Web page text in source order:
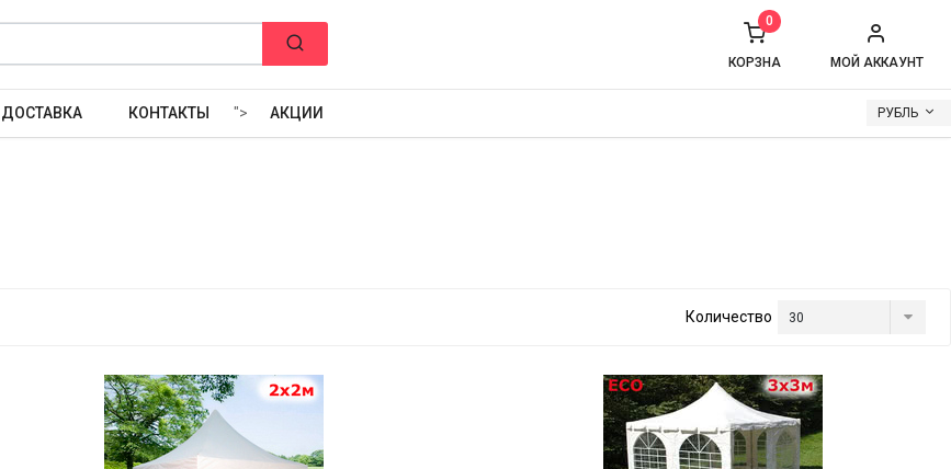
МОЙ АККАУНТ
КОРЗНА
0
ДОСТАВКА КОНТАКТЫ "> АКЦИИ РУБЛЬ
Количество